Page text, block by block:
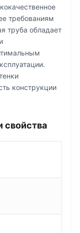
требованиям
труба обладает
конструкции
свойства